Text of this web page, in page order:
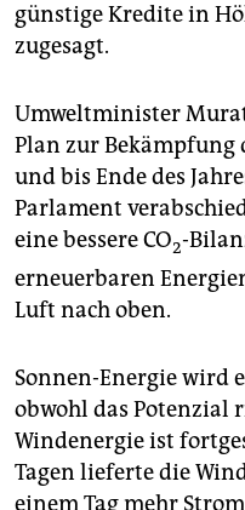
günstige Kredite in
zugesagt.
Umweltminister
Plan zur Bekämpfung
und bis Ende des
Parlament
eine bessere CO2-
erneuerbaren
Luft nach oben.
Sonnen-Energie wird
obwohl das Potenzial
Windenergie ist
Tagen lieferte die
einem Tag mehr